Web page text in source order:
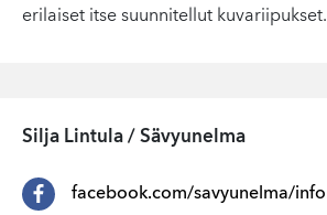
erilaiset itse suunnitellut kuvariipukset.
Silja Lintula / Sävyunelma
facebook.com/savyunelma/info